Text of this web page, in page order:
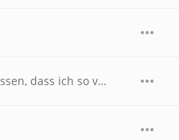
I hob vergessen (Ich habe vergessen, dass ich so vergesslich bin)